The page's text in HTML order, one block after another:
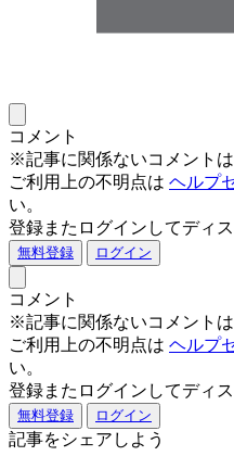
コメント
※記事に関係ないコメントは
ご利用上の不明点は ヘルプ
い。
登録またログインしてディ
無料登録 ログイン
コメント
※記事に関係ないコメントは
ご利用上の不明点は ヘルプ
い。
登録またログインしてディ
無料登録 ログイン
記事をシェアしよう